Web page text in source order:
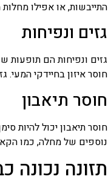
התייבשות, או אפילו
גזים ונפיחות
גזים ונפיחות הם תופעות
חוסר איזון בחיידקי
חוסר תיאבון
חוסר תיאבון יכול
נוספים של מחלה, כמו
תזונה נכונה